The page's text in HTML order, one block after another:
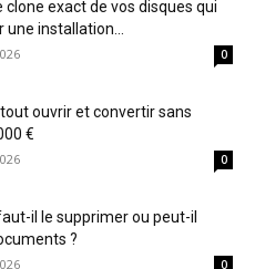
clone exact de vos disques qui
installation...
0
tout ouvrir et convertir sans
€
0
il le supprimer ou peut-il
?
0